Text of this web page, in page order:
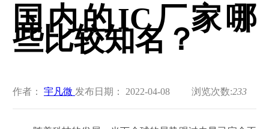
国内的IC厂家哪
些比较知名？
作者： 宇凡微 发布日期： 2022-04-08 浏览次数:233